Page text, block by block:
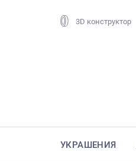
3D конструктор
УКРАШЕНИЯ